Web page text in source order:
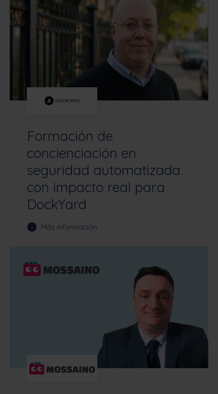
Formación de
concienciación en
seguridad automatizada
con impacto real para
DockYard
Más información